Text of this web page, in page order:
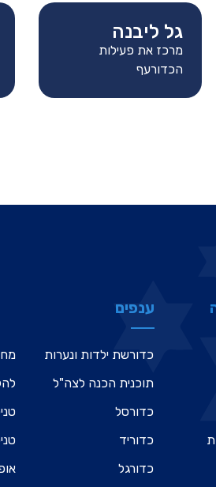
גל ליבנה
מרכז את פעילות
הכדורעף
ענפים
כדורשת ילדות ונערות
תוכנית הכנה לצה"ל
כדורסל
כדוריד
כדורגל